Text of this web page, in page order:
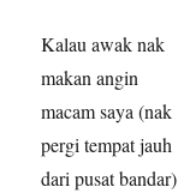
Kalau awak nak
makan angin
macam saya (nak
pergi tempat jauh
dari pusat bandar)